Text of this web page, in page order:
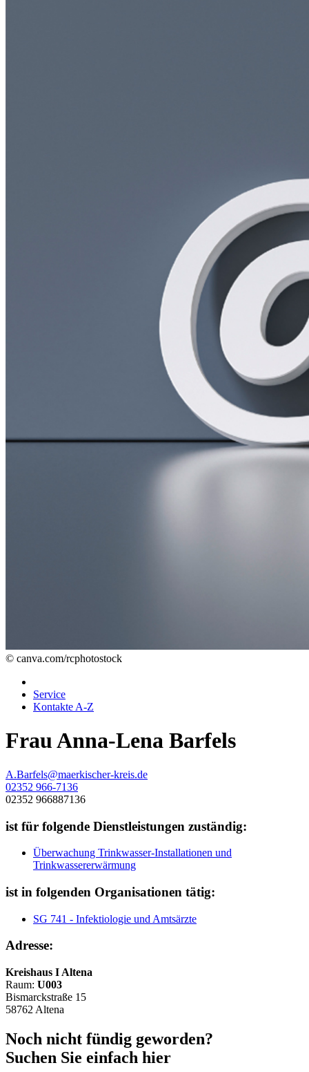
© canva.com/rcphotostock
Service
Kontakte A-Z
Frau Anna-Lena Barfels
A.Barfels@maerkischer-kreis.de
02352 966-7136
02352 966887136
ist für folgende Dienstleistungen zuständig:
Überwachung Trinkwasser-Installationen und
Trinkwassererwärmung
ist in folgenden Organisationen tätig:
SG 741 - Infektiologie und Amtsärzte
Adresse:
Kreishaus I Altena
Raum: U003
Bismarckstraße 15
58762 Altena
Noch nicht fündig geworden?
Suchen Sie einfach hier